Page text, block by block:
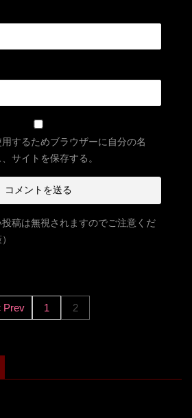
するためブラウザーに自分の名
サイトを保存する。
稿は無視されますのでご注意くだ
Prev 1 2